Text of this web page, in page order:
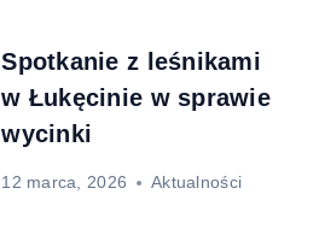
Spotkanie z leśnikami
w Łukęcinie w sprawie
wycinki
12 marca, 2026 Aktualności